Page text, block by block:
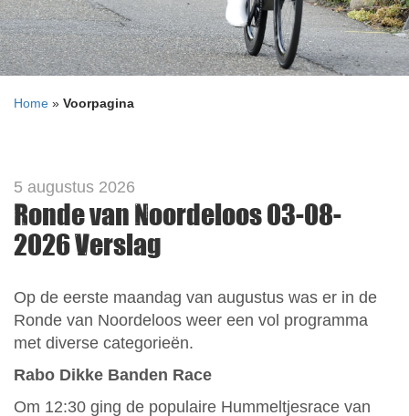
Home » Voorpagina
5 augustus 2026
Ronde van Noordeloos 03-08-
2026 Verslag
Op de eerste maandag van augustus was er in de
Ronde van Noordeloos weer een vol programma
met diverse categorieën.
Rabo Dikke Banden Race
Om 12:30 ging de populaire Hummeltjesrace van